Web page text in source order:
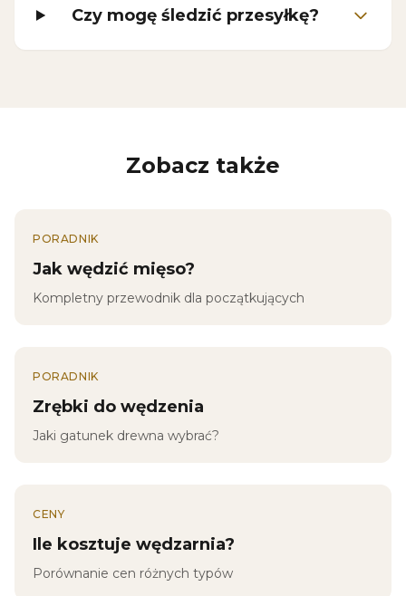
Czy mogę śledzić przesyłkę?
Zobacz także
PORADNIK
Jak wędzić mięso?
Kompletny przewodnik dla początkujących
PORADNIK
Zrębki do wędzenia
Jaki gatunek drewna wybrać?
CENY
Ile kosztuje wędzarnia?
Porównanie cen różnych typów